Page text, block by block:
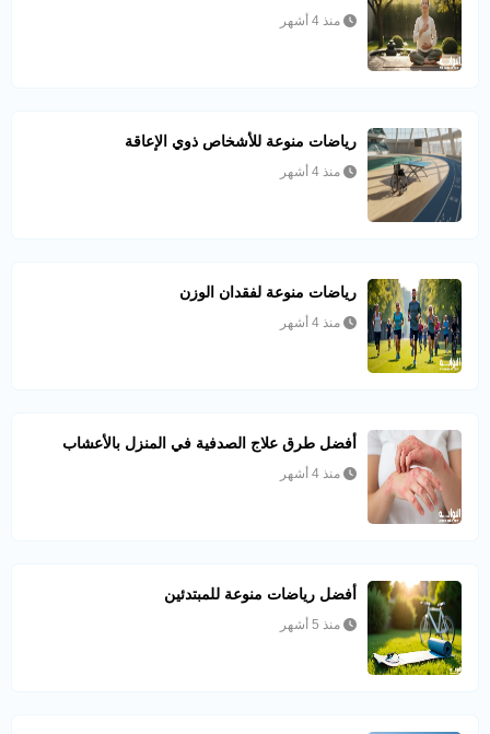
منذ 4 أشهر
رياضات منوعة للأشخاص ذوي الإعاقة
منذ 4 أشهر
رياضات منوعة لفقدان الوزن
منذ 4 أشهر
أفضل طرق علاج الصدفية في المنزل بالأعشاب
منذ 4 أشهر
أفضل رياضات منوعة للمبتدئين
منذ 5 أشهر